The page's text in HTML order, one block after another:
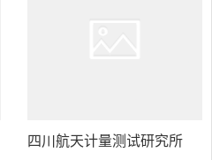
四川航天计量测试研究所